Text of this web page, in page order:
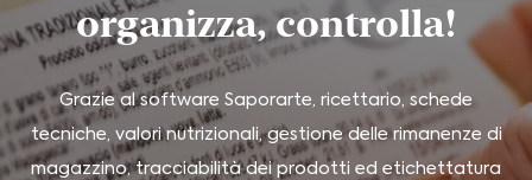
organizza, controlla!
Grazie al software Saporarte, ricettario, schede
tecniche, valori nutrizionali, gestione delle rimanenze di
magazzino, tracciabilità dei prodotti ed etichettatura